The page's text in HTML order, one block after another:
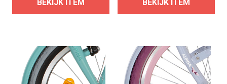
BEKIJK ITEM BEKIJK ITEM